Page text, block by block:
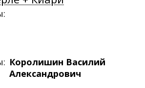
Королишин Василий
Александрович